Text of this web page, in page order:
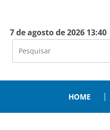
7 de agosto de 2026 13:40
HOME